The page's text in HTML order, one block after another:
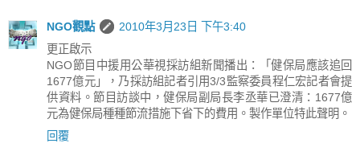
NGO觀點
2010年3月23日 下午3:40
更正啟示
NGO節目中援用公華視採訪組新聞播出：「健保局應該追回
1677億元」，乃採訪組記者引用3/3監察委員程仁宏記者會提
供資料。節目訪談中，健保局副局長李丞華已澄清：1677億
元為健保局種種節流措施下省下的費用。製作單位特此聲明。
回覆